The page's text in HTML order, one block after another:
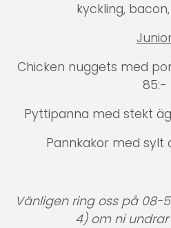
kyckling,
Chicken nuggets med
85:-
Pyttipanna med stekt
Pannkakor med sylt
Vänligen ring oss på 08-
4) om ni